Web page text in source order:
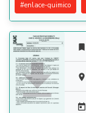
#enlace-quimico



